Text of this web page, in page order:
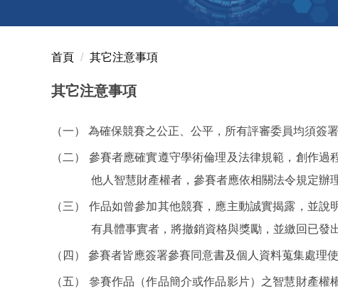
首頁 其它注意事項
其它注意事項
（一） 為確保競賽之公正、公平，所有評審委員均須簽
（二） 參賽者應確實遵守學術倫理及法律規範，創作
他人智慧財產權者，參賽者應依相關法令規定辦
（三） 作品如曾參加其他競賽，應主動誠實揭露，並
有具體事實者，將撤銷資格與獎勵，並繳回已發
（四） 參賽者皆應簽署參賽同意書及個人資料蒐集處理
（五） 參賽作品（作品簡介或作品影片）之智慧財產